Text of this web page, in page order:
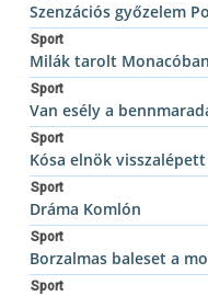
Szenzációs győzelem
Sport
Milák tarolt Monacóban
Sport
Van esély a
Sport
Kósa elnök
Sport
Dráma Komlón
Sport
Borzalmas baleset a
Sport